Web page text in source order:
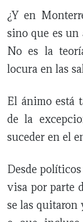
¿Y en
sino que es un
No es la
locura en las
El ánimo está
de la
suceder en el
Desde
visa por parte
se las quitaron